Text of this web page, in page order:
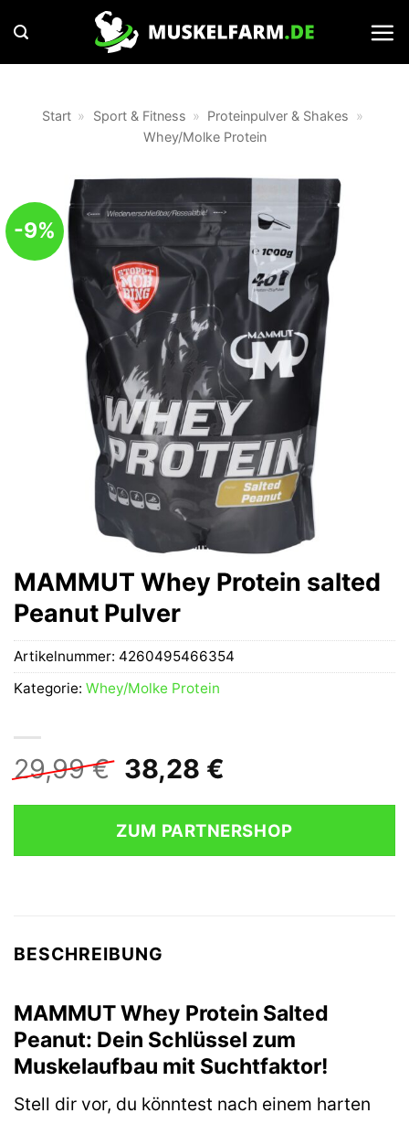
Inhalt
springen
Start » Sport & Fitness » Proteinpulver & Shakes »
Whey/Molke Protein
-9%
MAMMUT Whey Protein salted
Peanut Pulver
29,99€ Ursprünglicher
Preis
war:
29,99 €
38,28 €
ist:
38,28 €.
ZUM PARTNERSHOP
Artikelnummer: 4260495466354
Kategorie: Whey/Molke Protein
BESCHREIBUNG
MAMMUT Whey Protein Salted
Peanut: Dein Schlüssel zum
Muskelaufbau mit Suchtfaktor!
Stell dir vor, du könntest nach einem harten